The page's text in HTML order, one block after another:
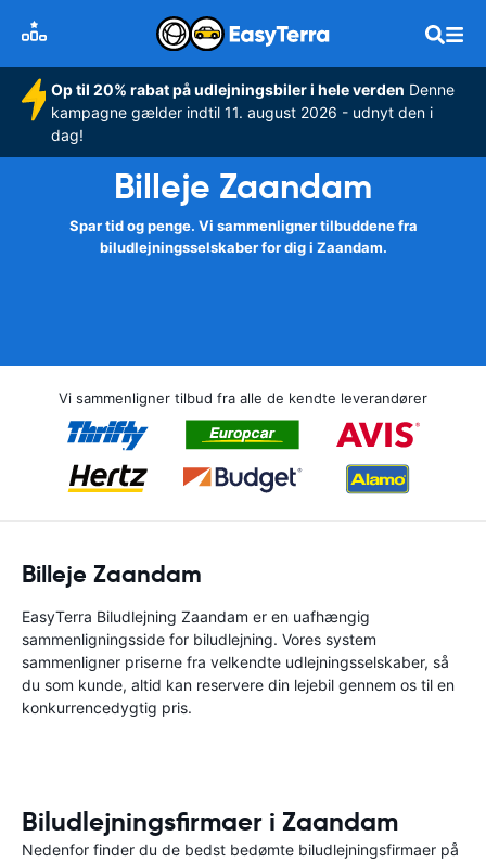
Op til 20% rabat på udlejningsbiler i hele verden Denne
kampagne gælder indtil 11. august 2026 - udnyt den i
dag!
Billeje Zaandam
Spar tid og penge. Vi sammenligner tilbuddene fra
biludlejningsselskaber for dig i Zaandam.
Vi sammenligner tilbud fra alle de kendte leverandører
Billeje Zaandam
EasyTerra Biludlejning Zaandam er en uafhængig
sammenligningsside for biludlejning. Vores system
sammenligner priserne fra velkendte udlejningsselskaber, så
du som kunde, altid kan reservere din lejebil gennem os til en
konkurrencedygtig pris.
Biludlejningsfirmaer i Zaandam
Nedenfor finder du de bedst bedømte biludlejningsfirmaer på